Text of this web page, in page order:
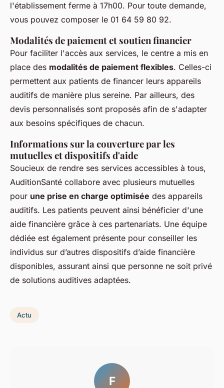
l'établissement ferme à 17h00. Pour toute demande,
vous pouvez composer le 01 64 59 80 92.
Modalités de paiement et soutien financier
Pour faciliter l'accès aux services, le centre a mis en
place des modalités de paiement flexibles. Celles-ci
permettent aux patients de financer leurs appareils
auditifs de manière plus sereine. Par ailleurs, des
devis personnalisés sont proposés afin de s'adapter
aux besoins spécifiques de chacun.
Informations sur la couverture par les
mutuelles et dispositifs d'aide
Soucieux de rendre ses services accessibles à tous,
AuditionSanté collabore avec plusieurs mutuelles
pour une prise en charge optimisée des appareils
auditifs. Les patients peuvent ainsi bénéficier d'une
aide financière grâce à ces partenariats. Une équipe
dédiée est également présente pour conseiller les
individus sur d’autres dispositifs d’aide financière
disponibles, assurant ainsi que personne ne soit privé
de solutions auditives adaptées.
Actu
F